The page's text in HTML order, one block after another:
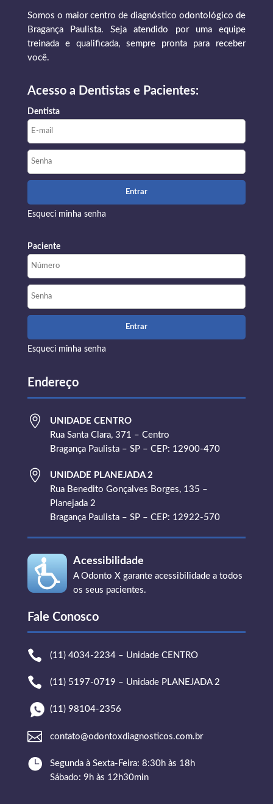
Somos o maior centro de diagnóstico odontológico de
Bragança Paulista. Seja atendido por uma equipe
treinada e qualificada, sempre pronta para receber
você.
Acesso a Dentistas e Pacientes:
Dentista
Esqueci minha senha
Paciente
Esqueci minha senha
Endereço

UNIDADE CENTRO
Rua Santa Clara, 371 – Centro
Bragança Paulista – SP – CEP: 12900-470

UNIDADE PLANEJADA 2
Rua Benedito Gonçalves Borges, 135 –
Planejada 2
Bragança Paulista – SP – CEP: 12922-570
Acessibilidade
A Odonto X garante acessibilidade a todos
os seus pacientes.
Fale Conosco
 (11) 4034-2234 – Unidade CENTRO
 (11) 5197-0719 – Unidade PLANEJADA 2
(11) 98104-2356
 contato@odontoxdiagnosticos.com.br

Segunda à Sexta-Feira: 8:30h às 18h
Sábado: 9h às 12h30min